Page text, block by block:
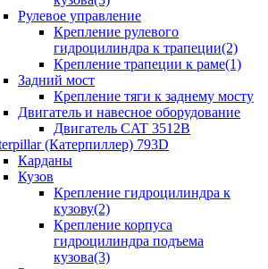
Рулевое управление
Крепление рулевого
гидроцилиндра к трапеции(2)
Крепление трапеции к раме(1)
Задний мост
Крепление тяги к заднему мосту
Двигатель и навесное оборудование
Двигатель CAT 3512B
(Катерпиллер) 793D
Карданы
Кузов
Крепление гидроцилиндра к
кузову(2)
Крепление корпуса
гидроцилиндра подъема
кузова(3)